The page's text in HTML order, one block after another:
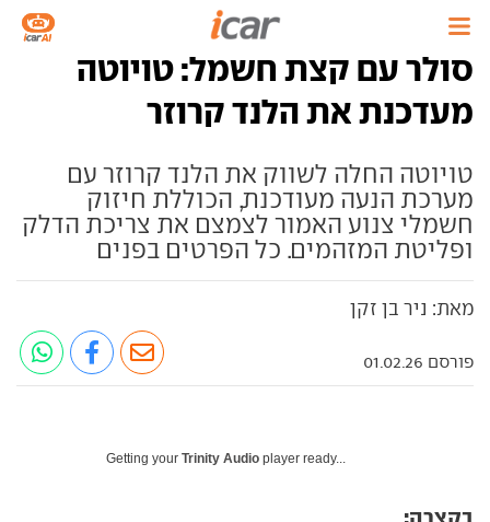
סולר עם קצת חשמל: טויוטה
מעדכנת את הלנד קרוזר
טויוטה החלה לשווק את הלנד קרוזר עם
מערכת הנעה מעודכנת, הכוללת חיזוק
חשמלי צנוע האמור לצמצם את צריכת הדלק
ופליטת המזהמים. כל הפרטים בפנים
מאת: ניר בן זקן
פורסם 01.02.26
Getting your Trinity Audio player ready...